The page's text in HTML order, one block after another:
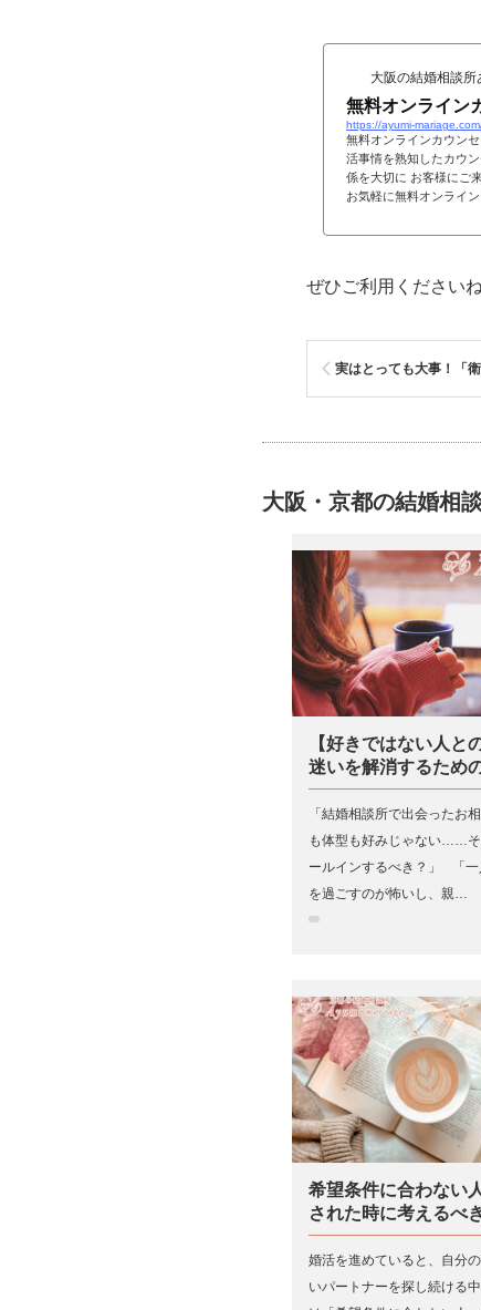
大阪の結婚相談
無料オンライン
https://ayumi-
無料オンラインカウン
活事情を熟知したカウ
係を大切に お客様にご
お気軽に無料オンライン
ぜひご利用くださいね
実はとっても大事！「
大阪・京都の結婚相
【好きではない人と
迷いを解消するため
「結婚相談所で出会ったお
も体型も好みじゃない……
ールインするべき？」 「一
を過ごすのが怖いし、親…
希望条件に合わない
された時に考えるべ
婚活を進めていると、自分
いパートナーを探し続ける